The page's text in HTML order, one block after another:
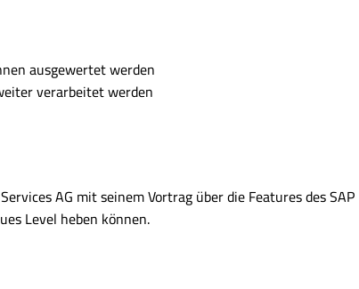
ausgewertet werden
verarbeitet werden
AG mit seinem Vortrag über die Features des SAP
Level heben können.